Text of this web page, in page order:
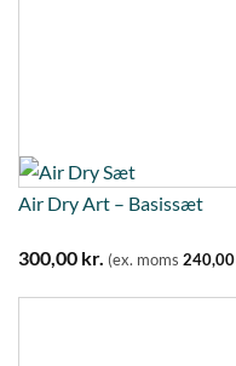
Air Dry Art – Basissæt
300,00 kr. (ex. moms 240,00